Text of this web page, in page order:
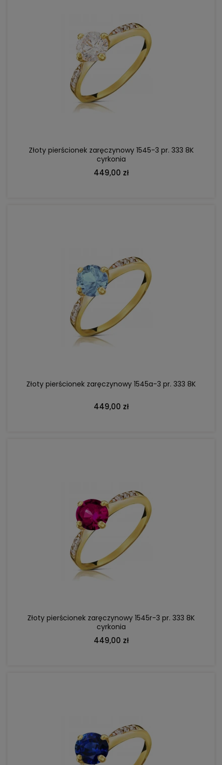
Złoty pierścionek zaręczynowy 1545-3 pr. 333 8K
cyrkonia
449,00 zł
DO KOSZYKA
Złoty pierścionek zaręczynowy 1545a-3 pr. 333 8K
449,00 zł
DO KOSZYKA
Złoty pierścionek zaręczynowy 1545r-3 pr. 333 8K
cyrkonia
449,00 zł
DO KOSZYKA